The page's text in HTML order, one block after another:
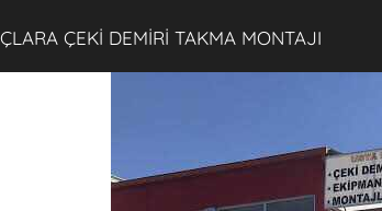
ÇEKİ DEMİRİ TAKMA MONTAJI